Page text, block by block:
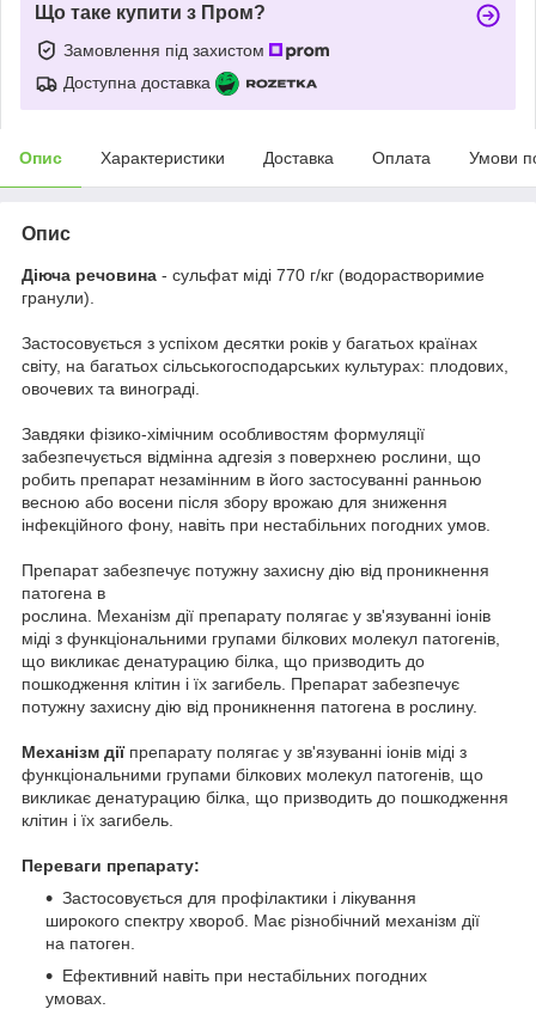
Що таке купити з Пром?
Замовлення під захистом
Доступна доставка
Опис Характеристики Доставка Оплата Умови
Опис
Діюча речовина - сульфат міді 770 г/кг (водорастворимие
гранули).
Застосовується з успіхом десятки років у багатьох країнах
світу, на багатьох сільськогосподарських культурах: плодових,
овочевих та винограді.
Завдяки фізико-хімічним особливостям формуляції
забезпечується відмінна адгезія з поверхнею рослини, що
робить препарат незамінним в його застосуванні ранньою
весною або восени після збору врожаю для зниження
інфекційного фону, навіть при нестабільних погодних умов.
Препарат забезпечує потужну захисну дію від проникнення
патогена в
рослина. Механізм дії препарату полягає у зв'язуванні іонів
міді з функціональними групами білкових молекул патогенів,
що викликає денатурацию білка, що призводить до
пошкодження клітин і їх загибель. Препарат забезпечує
потужну захисну дію від проникнення патогена в рослину.
Механізм діїпрепарату полягає у зв'язуванні іонів міді з
функціональними групами білкових молекул патогенів, що
викликає денатурацию білка, що призводить до пошкодження
клітин і їх загибель.
Переваги препарату:
Застосовується для профілактики і лікування
широкого спектру хвороб. Має різнобічний механізм дії
на патоген.
Ефективний навіть при нестабільних погодних
умовах.